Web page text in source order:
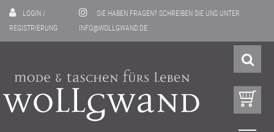
SIE HABEN FRAGEN? SCHREIBEN SIE UNS UNTER
INFO@WOLLGWAND.DE
LOGIN /
REGISTRIERUNG